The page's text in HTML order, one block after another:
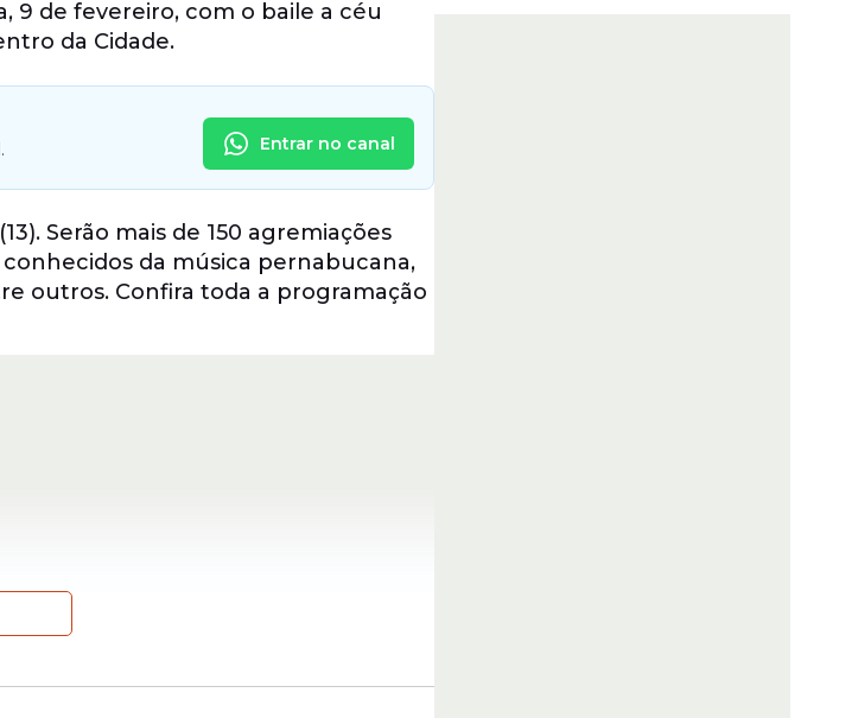
9 de fevereiro, com o baile a céu
da Cidade.
Entrar no canal
Serão mais de 150 agremiações
da música pernabucana,
outros. Confira toda a programação